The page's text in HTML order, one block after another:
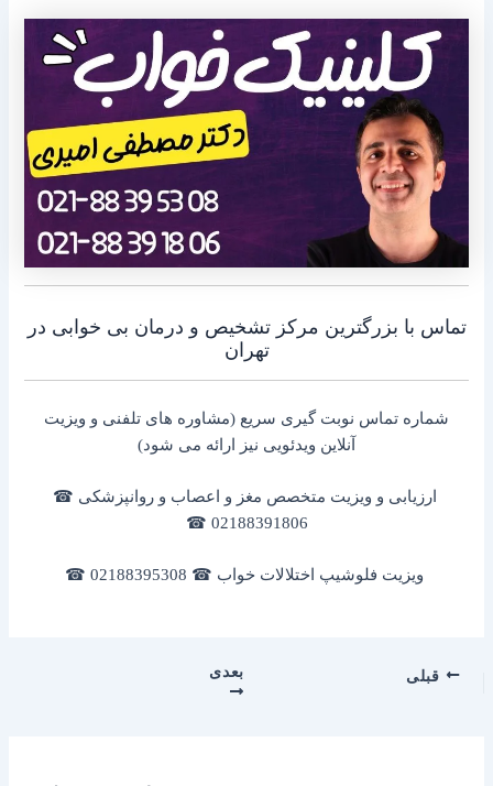
تماس با بزرگترین مرکز تشخیص و درمان بی خوابی در
تهران
شماره تماس نوبت گیری سریع (مشاوره های تلفنی و ویزیت
آنلاین ویدئویی نیز ارائه می شود)
ارزیابی و ویزیت متخصص مغز و اعصاب و روانپزشکی ☎
02188391806 ☎
ویزیت فلوشیپ اختلالات خواب ☎ 02188395308 ☎
قبلی بعدی